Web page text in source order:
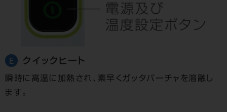
E クイックヒート
瞬時に高温に加熱され、 素早くガッタパーチャを溶融し
ます。